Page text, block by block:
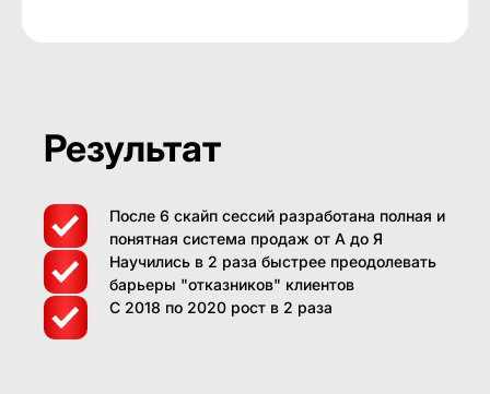
Результат
После 6 скайп сессий разработана полная и
понятная система продаж от А до Я
Научились в 2 раза быстрее преодолевать
барьеры "отказников" клиентов
С 2018 по 2020 рост в 2 раза